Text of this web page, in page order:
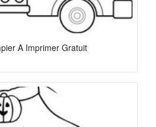
A Imprimer Gratuit